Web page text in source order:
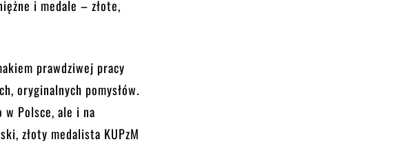
i medale – złote,
prawdziwej pracy
oryginalnych pomysłów.
w Polsce, ale i na
złoty medalista KUPzM